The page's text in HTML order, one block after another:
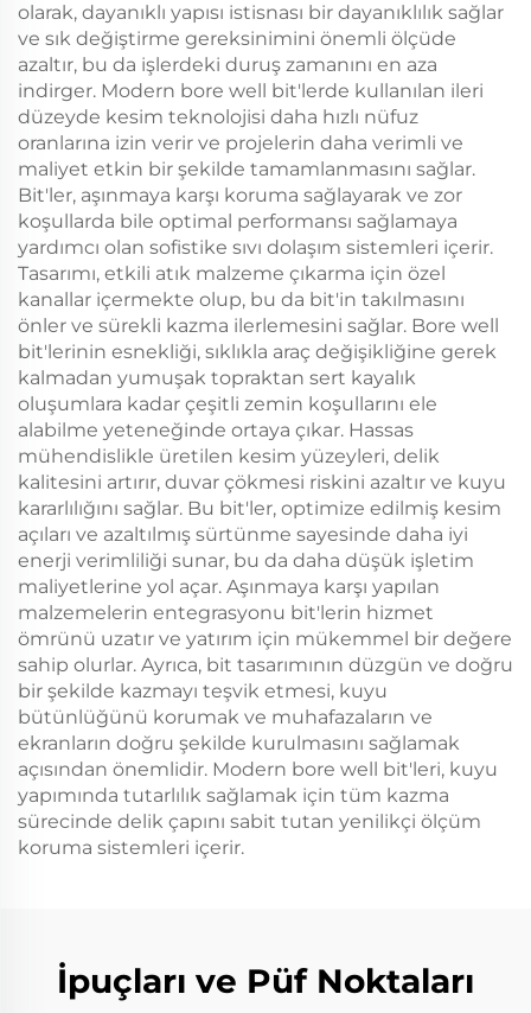
olarak, dayanıklı yapısı istisnası bir dayanıklılık sağlar
ve sık değiştirme gereksinimini önemli ölçüde
azaltır, bu da işlerdeki duruş zamanını en aza
indirger. Modern bore well bit'lerde kullanılan ileri
düzeyde kesim teknolojisi daha hızlı nüfuz
oranlarına izin verir ve projelerin daha verimli ve
maliyet etkin bir şekilde tamamlanmasını sağlar.
Bit'ler, aşınmaya karşı koruma sağlayarak ve zor
koşullarda bile optimal performansı sağlamaya
yardımcı olan sofistike sıvı dolaşım sistemleri içerir.
Tasarımı, etkili atık malzeme çıkarma için özel
kanallar içermekte olup, bu da bit'in takılmasını
önler ve sürekli kazma ilerlemesini sağlar. Bore well
bit'lerinin esnekliği, sıklıkla araç değişikliğine gerek
kalmadan yumuşak topraktan sert kayalık
oluşumlara kadar çeşitli zemin koşullarını ele
alabilme yeteneğinde ortaya çıkar. Hassas
mühendislikle üretilen kesim yüzeyleri, delik
kalitesini artırır, duvar çökmesi riskini azaltır ve kuyu
kararlılığını sağlar. Bu bit'ler, optimize edilmiş kesim
açıları ve azaltılmış sürtünme sayesinde daha iyi
enerji verimliliği sunar, bu da daha düşük işletim
maliyetlerine yol açar. Aşınmaya karşı yapılan
malzemelerin entegrasyonu bit'lerin hizmet
ömrünü uzatır ve yatırım için mükemmel bir değere
sahip olurlar. Ayrıca, bit tasarımının düzgün ve doğru
bir şekilde kazmayı teşvik etmesi, kuyu
bütünlüğünü korumak ve muhafazaların ve
ekranların doğru şekilde kurulmasını sağlamak
açısından önemlidir. Modern bore well bit'leri, kuyu
yapımında tutarlılık sağlamak için tüm kazma
sürecinde delik çapını sabit tutan yenilikçi ölçüm
koruma sistemleri içerir.
İpuçları ve Püf Noktaları